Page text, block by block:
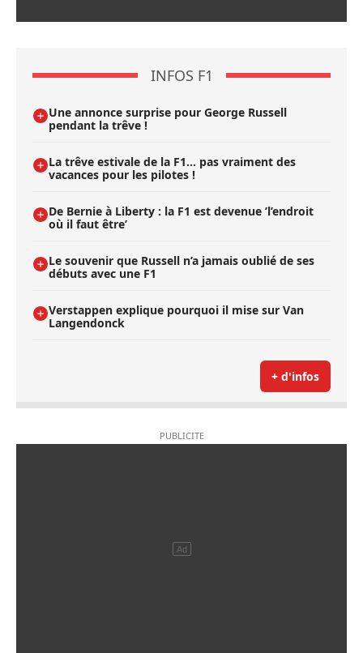
INFOS F1
Une annonce surprise pour George Russell
pendant la trêve !
La trêve estivale de la F1... pas vraiment des
vacances pour les pilotes !
De Bernie à Liberty : la F1 est devenue ’l’endroit
où il faut être’
Le souvenir que Russell n’a jamais oublié de ses
débuts avec une F1
Verstappen explique pourquoi il mise sur Van
Langendonck
+ d'infos